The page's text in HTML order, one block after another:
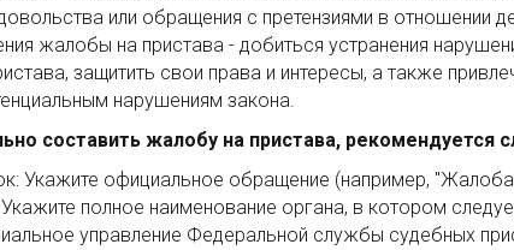
или обращения с претензиями в отношении
жалобы на пристава - добиться устранения
защитить свои права и интересы, а также
нарушениям закона.
составить жалобу на пристава, рекомендуется
Укажите официальное обращение (например, "Жалоба
полное наименование органа, в котором
управление Федеральной службы судебных